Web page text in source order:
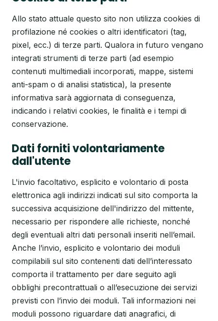
Allo stato attuale questo sito non utilizza cookies di
profilazione né cookies o altri identificatori (tag,
pixel, ecc.) di terze parti. Qualora in futuro vengano
integrati strumenti di terze parti (ad esempio
contenuti multimediali incorporati, mappe, sistemi
anti-spam o di analisi statistica), la presente
informativa sarà aggiornata di conseguenza,
indicando i relativi cookies, le finalità e i tempi di
conservazione.
Dati forniti volontariamente
dall'utente
L'invio facoltativo, esplicito e volontario di posta
elettronica agli indirizzi indicati sul sito comporta la
successiva acquisizione dell'indirizzo del mittente,
necessario per rispondere alle richieste, nonché
degli eventuali altri dati personali inseriti nell’email.
Anche l’invio, esplicito e volontario dei moduli
compilabili sul sito contenenti dati dell’interessato
comporta il trattamento per dare seguito agli
obblighi precontrattuali o all’esecuzione dei servizi
previsti con l’invio dei moduli. Tali informazioni nei
moduli possono riguardare dati anagrafici, di